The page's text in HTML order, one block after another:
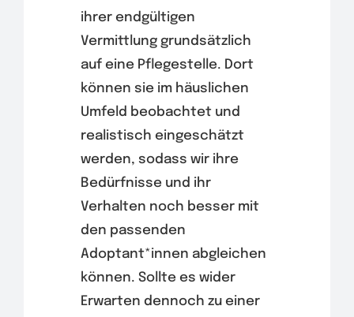
ihrer endgültigen
Vermittlung grundsätzlich
auf eine Pflegestelle. Dort
können sie im häuslichen
Umfeld beobachtet und
realistisch eingeschätzt
werden, sodass wir ihre
Bedürfnisse und ihr
Verhalten noch besser mit
den passenden
Adoptant*innen abgleichen
können. Sollte es wider
Erwarten dennoch zu einer